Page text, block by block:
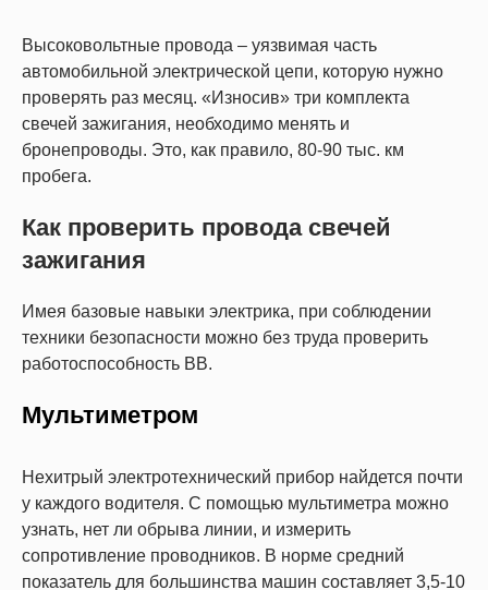
Высоковольтные провода – уязвимая часть
автомобильной электрической цепи, которую нужно
проверять раз месяц. «Износив» три комплекта
свечей зажигания, необходимо менять и
бронепроводы. Это, как правило, 80-90 тыс. км
пробега.
Как проверить провода свечей
зажигания
Имея базовые навыки электрика, при соблюдении
техники безопасности можно без труда проверить
работоспособность ВВ.
Мультиметром
Нехитрый электротехнический прибор найдется почти
у каждого водителя. С помощью мультиметра можно
узнать, нет ли обрыва линии, и измерить
сопротивление проводников. В норме средний
показатель для большинства машин составляет 3,5-10